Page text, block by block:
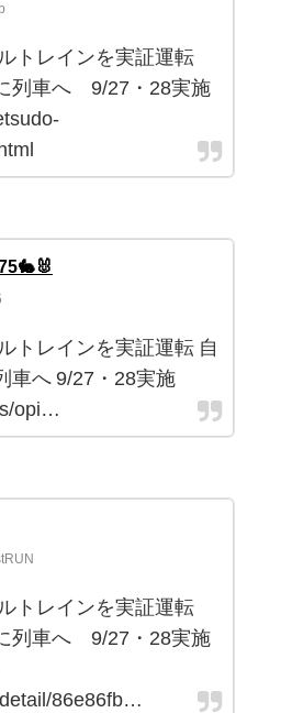
トレインを実証運転
列車へ 9/27・28実施
トレインを実証運転 自
車へ 9/27・28実施
opi…
トレインを実証運転
列車へ 9/27・28実施
86e86fb…